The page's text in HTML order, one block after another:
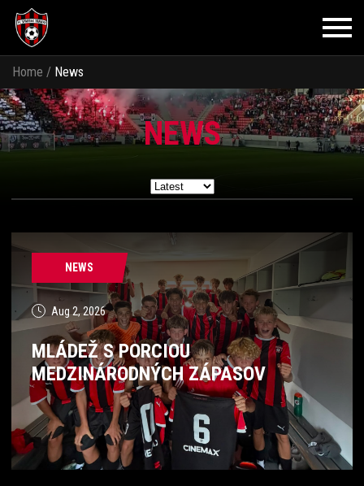
Home / News
NEWS
NEWS
Aug 2, 2026
MLÁDEŽ S PORCIOU
MEDZINÁRODNÝCH ZÁPASOV